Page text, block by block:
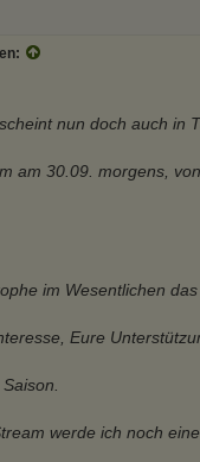
nun doch auch in
am 30.09. morgens,
im Wesentlichen
Eure
werde ich noch